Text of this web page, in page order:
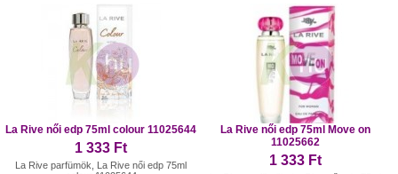
La Rive női edp 75ml colour 11025644
1 333 Ft
La Rive parfümök, La Rive női edp 75ml
La Rive női edp 75ml Move on
11025662
1 333 Ft